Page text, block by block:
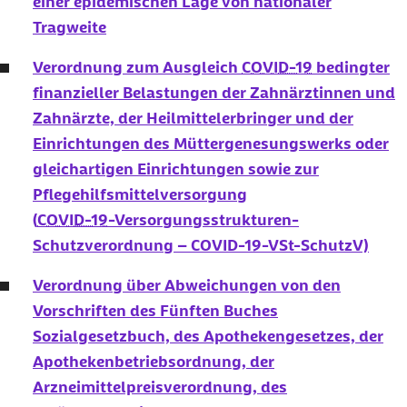
Tragweite
Verordnung zum Ausgleich COVID-19 bedingter
finanzieller Belastungen der Zahnärztinnen und
Zahnärzte, der Heilmittelerbringer und der
Einrichtungen des Müttergenesungswerks oder
gleichartigen Einrichtungen sowie zur
Pflegehilfsmittelversorgung
(COVID-19-Versorgungsstrukturen-
Schutzverordnung – COVID-19-VSt-SchutzV)
Verordnung über Abweichungen von den
Vorschriften des Fünften Buches
Sozialgesetzbuch, des Apothekengesetzes, der
Apothekenbetriebsordnung, der
Arzneimittelpreisverordnung, des